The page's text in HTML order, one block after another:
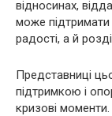
відносинах,
може підтримати
радості, а й
Представниці
підтримкою і
кризові моменти.